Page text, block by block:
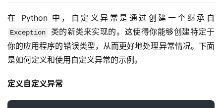
Exception
类的新类来实现的。这使得你能够创建特定于
你的应用程序的错误类型，从而更好地处理异常情况。下面
是如何定义和使用自定义异常的示例。
定义自定义异常